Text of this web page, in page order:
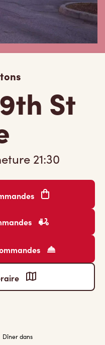
St
21:30
Dîner dans